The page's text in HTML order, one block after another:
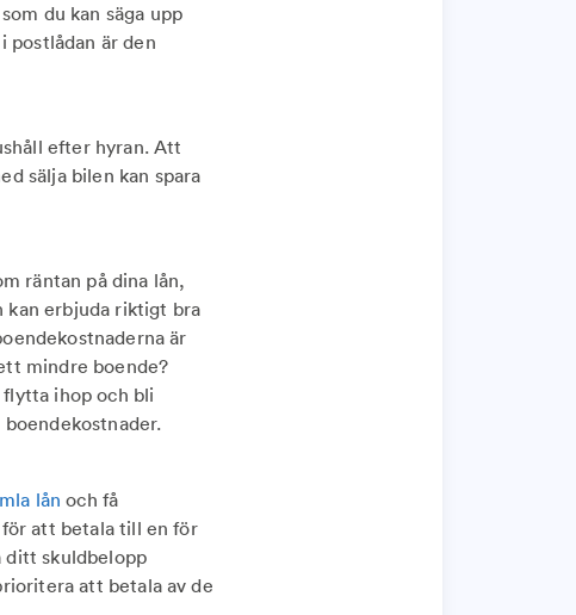
du kan säga upp
postlådan är den
efter hyran. Att
sälja bilen kan spara
räntan på dina lån,
kan erbjuda riktigt bra
är
mindre boende?
ihop och bli
lån och få
att betala till en för
ditt skuldbelopp
att betala av de